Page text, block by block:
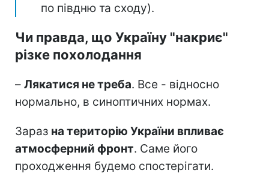
по півдню та сходу).
Чи правда, що Україну "накриє"
різке похолодання
– Лякатися не треба. Все - відносно
нормально, в синоптичних нормах.
Зараз на територію України впливає
атмосферний фронт. Саме його
проходження будемо спостерігати.